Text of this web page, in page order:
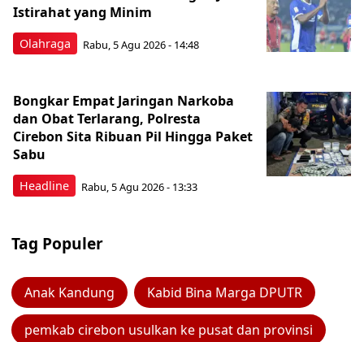
Olahraga
Istirahat yang Minim
Rabu, 5 Agu 2026 - 14:48
Headline
Bongkar Empat Jaringan Narkoba
dan Obat Terlarang, Polresta
Cirebon Sita Ribuan Pil Hingga Paket
Sabu
Rabu, 5 Agu 2026 - 13:33
Tag Populer
Anak Kandung Kabid Bina Marga DPUTR
pemkab cirebon usulkan ke pusat dan provinsi